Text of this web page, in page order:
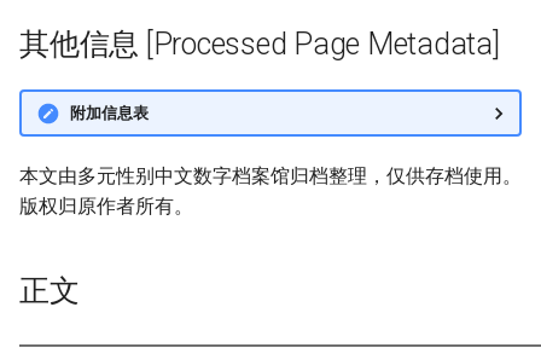
其他信息 [Processed Page Metadata]
附加信息表
本文由多元性别中文数字档案馆归档整理，仅供存档使用。
版权归原作者所有。
正文